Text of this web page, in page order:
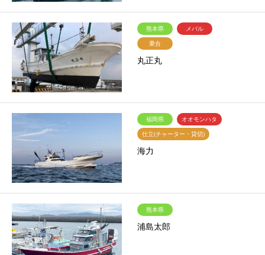
熊本県 メバル
乗合
丸正丸
福岡県 オオモンハタ
仕立(チャーター・貸切)
海力
熊本県
浦島太郎